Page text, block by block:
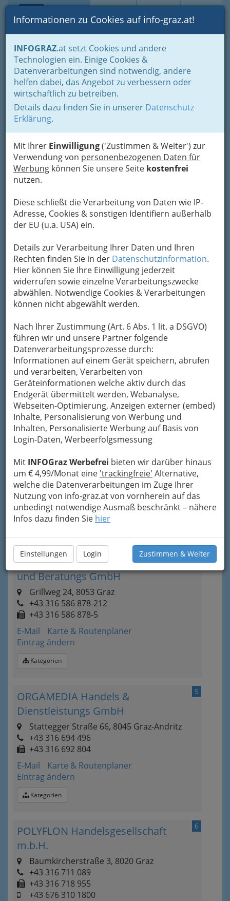
Suche Login Toggle
Informationen zu Cookies auf info-graz.at!
INFOGRAZ.at setzt Cookies und andere
Technologien ein. Einige Cookies &
Datenverarbeitungen sind notwendig, andere
helfen dabei, das Angebot zu verbessern oder
wirtschaftlich zu betreiben.
Details dazu finden Sie in unserer Datenschutz
Erklärung.
Mit Ihrer Einwilligung('Zustimmen & Weiter') zur
Verwendung von personenbezogenen Daten für
Werbung können Sie unsere Seite kostenfrei
nutzen.
Diese schließt die Verarbeitung von Daten wie IP-
Adresse, Cookies & sonstigen Identifiern außerhalb
der EU (u.a. USA) ein.
Details zur Verarbeitung Ihrer Daten und Ihren
Rechten finden Sie in der Datenschutzinformation.
Hier können Sie Ihre Einwilligung jederzeit
widerrufen sowie einzelne Verarbeitungszwecke
abwählen. Notwendige Cookies & Verarbeitungen
können nicht abgewählt werden.
Nach Ihrer Zustimmung (Art. 6 Abs. 1 lit. a DSGVO)
führen wir und unsere Partner folgende
Datenverarbeitungsprozesse durch:
Informationen auf einem Gerät speichern, abrufen
und verarbeiten, Verarbeiten von
Geräteinformationen welche aktiv durch das
Endgerät übermittelt werden, Webanalyse,
Webseiten-Optimierung, Anzeigen externer (embed)
Inhalte, Personalisierung von Werbung und
Inhalten, Personalisierte Werbung auf Basis von
Login-Daten, Werbeerfolgsmessung
Mit INFOGraz Werbefrei bieten wir darüber hinaus
um € 4,99/Monat eine 'trackingfreie' Alternative,
welche die Datenverarbeitungen im Zuge Ihrer
Nutzung von info-graz.at von vornherein auf das
unbedingt notwendige Ausmaß beschränkt – nähere
Infos dazu finden Sie hier
Einstellungen Login Zustimmen & Weiter
Home Branchen
Einkaufen & Schenken - der Handel
Handel in Graz
Dinge des täglichen Lebens
Maschinen u. Computersysteme u. techn. Bedarf
Handel mit technischem und industriellem Bedarf
Handel mit technischem
und industriellem Bedarf
Bezirksauswahl
Alle Bezirke
Harald Maier
Ulmgasse 14, 8053 Graz-Neuhart
+43 316 273 030
Karte & Routenplaner
Eintrag ändern
Kategorien
MCE Building & Infrastructure
Solution GmbH
Am Arlandgrund 2, 8045 Graz-Andritz
+43 5 0606 4267
+43 5 0606 8401
E-Mail
Karte & Routenplaner
Eintrag ändern
Kategorien
Messtechnik Gesellschaft m.b.H.
Bergmanngasse 48, 8010 Graz
+43 316 322 228
+43 316 3222 2834
E-Mail
Karte & Routenplaner
Eintrag ändern
4
Metior Industrieanlagen Planungs-
und Beratungs GmbH
Grillweg 24, 8053 Graz
+43 316 586 878-212
+43 316 586 878-5
E-Mail
Karte & Routenplaner
Eintrag ändern
Kategorien
5
ORGAMEDIA Handels &
Dienstleistungs GmbH
Stattegger Straße 66, 8045 Graz-Andritz
+43 316 694 496
+43 316 692 804
E-Mail
Karte & Routenplaner
Eintrag ändern
Kategorien
6
POLYFLON Handelsgesellschaft
m.b.H.
Baumkircherstraße 3, 8020 Graz
+43 316 711 089
+43 316 718 955
+43 676 310 1800